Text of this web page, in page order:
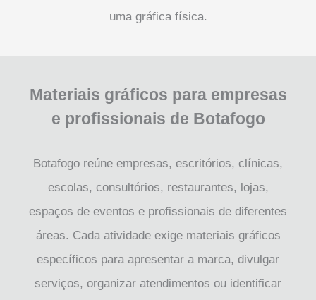
uma gráfica física.
Materiais gráficos para empresas
e profissionais de Botafogo
Botafogo reúne empresas, escritórios, clínicas,
escolas, consultórios, restaurantes, lojas,
espaços de eventos e profissionais de diferentes
áreas. Cada atividade exige materiais gráficos
específicos para apresentar a marca, divulgar
serviços, organizar atendimentos ou identificar